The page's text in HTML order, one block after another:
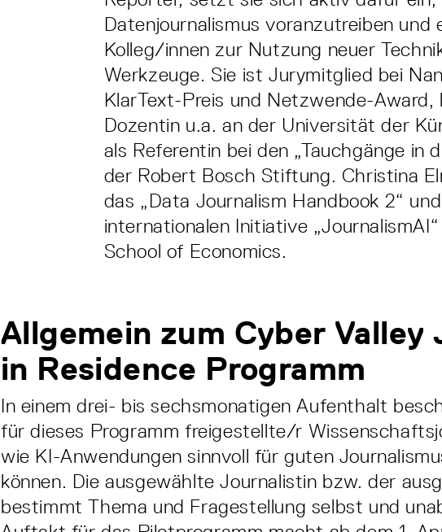
Datenjournalismus voranzutreiben und
Kolleg/innen zur Nutzung neuer
Werkzeuge. Sie ist Jurymitglied bei
KlarText-Preis und Netzwende-Award,
Dozentin u.a. an der Universität der
als Referentin bei den „Tauchgänge in
der Robert Bosch Stiftung. Christina
das „Data Journalism Handbook 2“
internationalen Initiative
School of Economics.
Allgemein zum Cyber Valley
in Residence Programm
In einem drei- bis sechsmonatigen Aufenthalt
für dieses Programm freigestellte/r
wie KI-Anwendungen sinnvoll für guten
können. Die ausgewählte Journalistin bzw. der
bestimmt Thema und Fragestellung selbst und